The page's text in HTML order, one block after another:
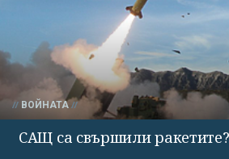
ВОЙНАТА
САЩ са свършили ракетите?